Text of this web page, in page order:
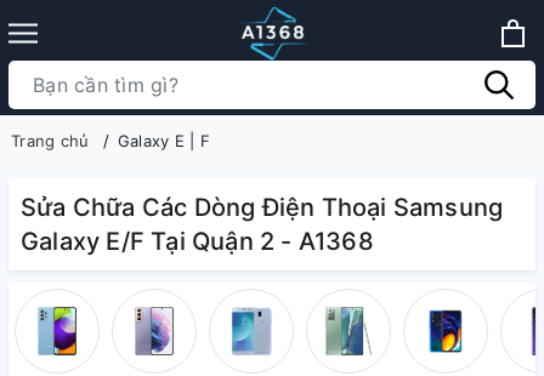
Trang chủ Galaxy E | F
Sửa Chữa Các Dòng Điện Thoại Samsung
Galaxy E/F Tại Quận 2 - A1368